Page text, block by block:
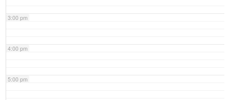
3:00 pm
4:00 pm
5:00 pm